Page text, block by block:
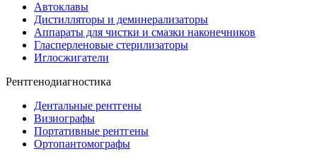
Автоклавы
Дистилляторы и деминерализаторы
Аппараты для чистки и смазки наконечников
Гласперленовые стерилизаторы
Иглосжигатели
Рентгенодиагностика
Дентальные рентгены
Визиографы
Портативные рентгены
Ортопантомографы